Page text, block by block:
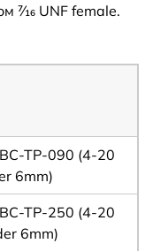
UNF female.
TP-090 (4-20
6mm)
TP-250 (4-20
6mm)